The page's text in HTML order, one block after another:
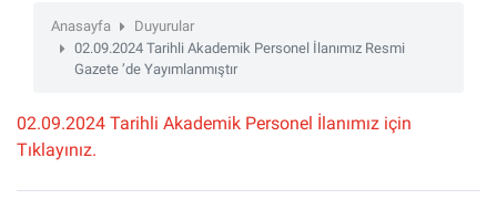
Anasayfa
Duyurular
02.09.2024 Tarihli Akademik Personel İlanımız Resmi
Gazete ’de Yayımlanmıştır
02.09.2024 Tarihli Akademik Personel İlanımız için
Tıklayınız.